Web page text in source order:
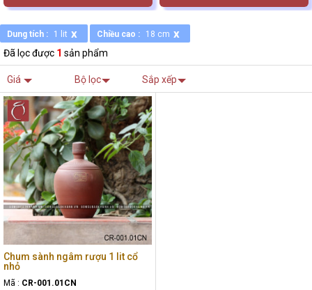
Dung tích : 1 lit x Chiều cao : 18 cm x
Đã lọc được 1 sản phẩm
Giá Bộ lọc Sắp xếp
Chum sành ngâm rượu 1 lit cổ
nhỏ
Mã : CR-001.01CN